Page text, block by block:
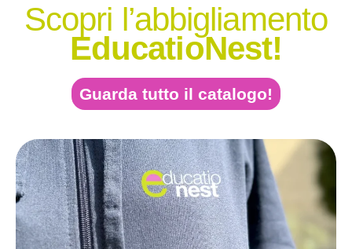
Scopri l’abbigliamento
EducatioNest!
Guarda tutto il catalogo!